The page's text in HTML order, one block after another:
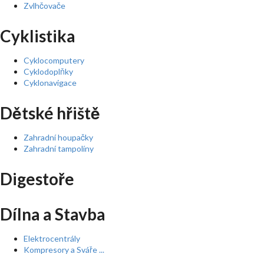
Zvlhčovače
Cyklistika
Cyklocomputery
Cyklodoplňky
Cyklonavigace
Dětské hřiště
Zahradní houpačky
Zahradní tampolíny
Digestoře
Dílna a Stavba
Elektrocentrály
Kompresory a Sváře ...